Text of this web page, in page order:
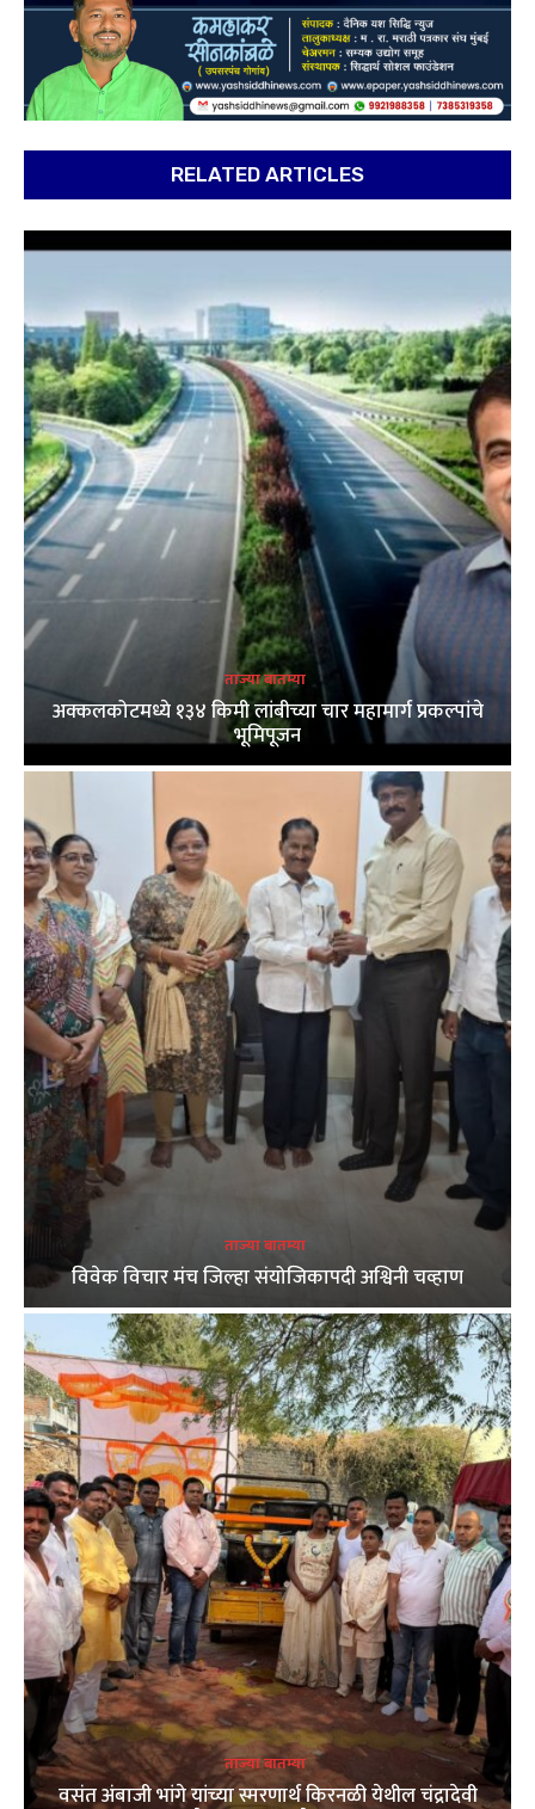
RELATED ARTICLES
ताज्या बातम्या
अक्कलकोटमध्ये १३४ किमी लांबीच्या चार महामार्ग प्रकल्पांचे
भूमिपूजन
ताज्या बातम्या
विवेक विचार मंच जिल्हा संयोजिकापदी अश्विनी चव्हाण
ताज्या बातम्या
वसंत अंबाजी भांगे यांच्या स्मरणार्थ किरनळी येथील चंद्रादेवी